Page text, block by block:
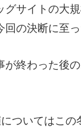
グサイトの大
の決断に至っ
が終わった後
ついてはこの